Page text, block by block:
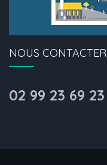
NOUS CONTACTER
02 99 23 69 23